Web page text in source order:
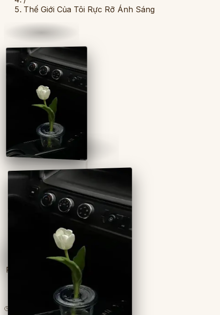
Thế Giới Của Tôi Rực Rỡ Ánh Sáng
Full
8chương